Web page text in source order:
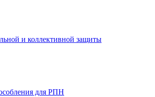
и коллективной защиты
для РПН